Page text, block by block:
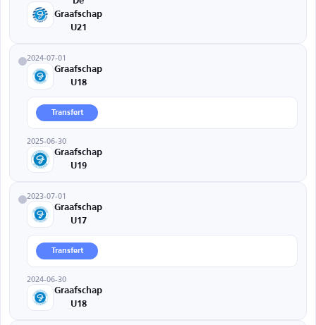
Graafschap
U21
2024-07-01
Graafschap
U18
Transfert
2025-06-30
Graafschap
U19
2023-07-01
Graafschap
U17
Transfert
2024-06-30
Graafschap
U18